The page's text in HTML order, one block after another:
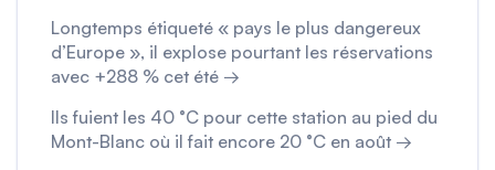
Longtemps étiqueté « pays le plus dangereux
d’Europe », il explose pourtant les réservations
avec +288 % cet été →
Ils fuient les 40 °C pour cette station au pied du
Mont-Blanc où il fait encore 20 °C en août →